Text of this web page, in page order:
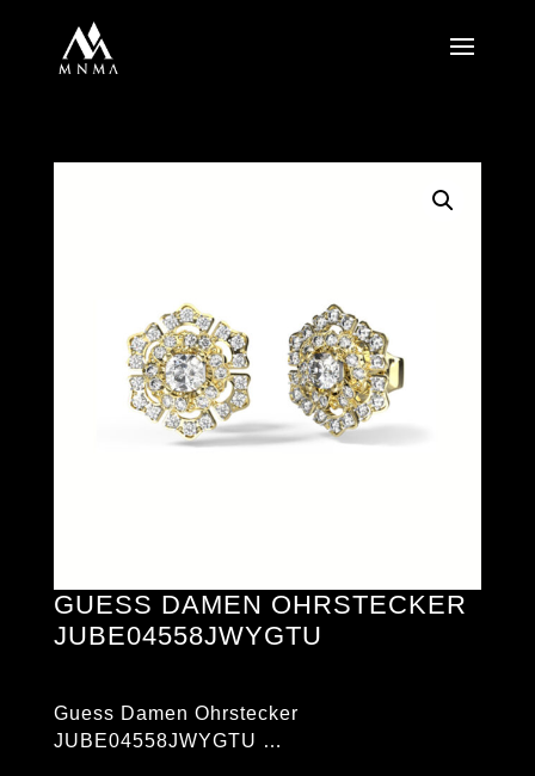
GUESS DAMEN OHRSTECKER
JUBE04558JWYGTU
Guess Damen Ohrstecker
JUBE04558JWYGTU …